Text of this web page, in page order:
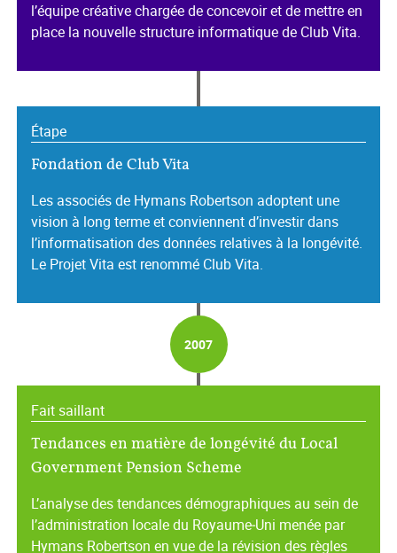
l’équipe créative chargée de concevoir et de mettre en
place la nouvelle structure informatique de Club Vita.
Étape
Fondation de Club Vita
Les associés de Hymans Robertson adoptent une
vision à long terme et conviennent d’investir dans
l’informatisation des données relatives à la longévité.
Le Projet Vita est renommé Club Vita.
2007
Fait saillant
Tendances en matière de longévité du Local
Government Pension Scheme
L’analyse des tendances démographiques au sein de
l’administration locale du Royaume‑Uni menée par
Hymans Robertson en vue de la révision des règles